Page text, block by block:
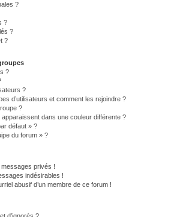
?
?
?
?
?
?
d’utilisateurs et comment les rejoindre ?
?
dans une couleur différente ?
défaut » ?
du forum » ?
privés !
indésirables !
abusif d’un membre de ce forum !